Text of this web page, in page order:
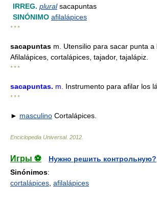
IRREG. pluralsacapuntas
SINÓNIMO afilalápices
* * *
sacapuntas m. Utensilio para sacar punta
Afilalápices, cortalápices, tajador, tajalápiz.
* * *
sacapuntas. m. Instrumento para afilar los
* * *
► masculino Cortalápices.
Enciclopedia Universal. 2012
Игры ⚽
Нужно решить контрольную?
Sinónimos:
cortalápices afilalápices